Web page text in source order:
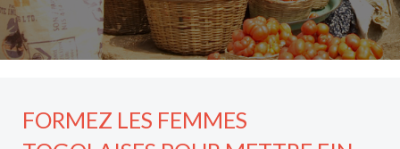
FORMEZ LES FEMMES